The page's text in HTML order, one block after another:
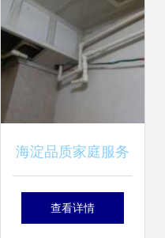
海淀品质家庭服务
专家——北京海淀
查看详情